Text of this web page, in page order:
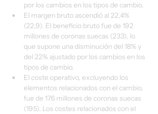
por los cambios en los tipos de cambio.
El margen bruto ascendió al 22,4%
(22,9). El beneficio bruto fue de 192
millones de coronas suecas (233), lo
que supone una disminución del 18% y
del 22% ajustado por los cambios en los
tipos de cambio.
El coste operativo, excluyendo los
elementos relacionados con el cambio,
fue de 176 millones de coronas suecas
(195). Los costes relacionados con el